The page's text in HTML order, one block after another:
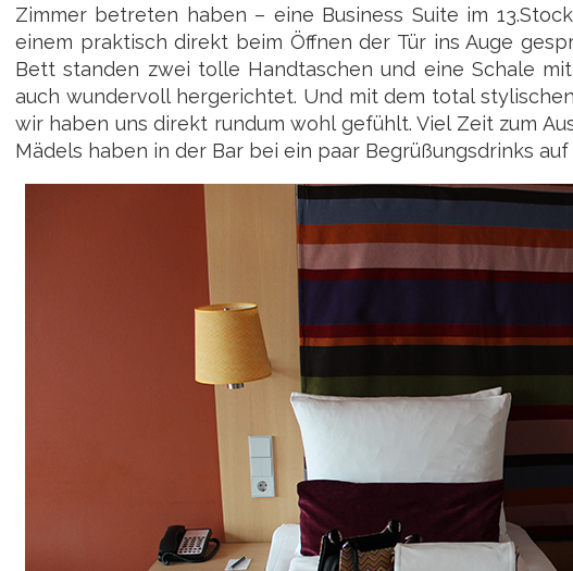
Zimmer betreten haben – eine Business Suite im
einem praktisch direkt beim Öffnen der Tür ins Auge
Bett standen zwei tolle Handtaschen und eine Schale
auch wundervoll hergerichtet. Und mit dem total
wir haben uns direkt rundum wohl gefühlt. Viel Zeit zum
Mädels haben in der Bar bei ein paar Begrüßungsdrinks